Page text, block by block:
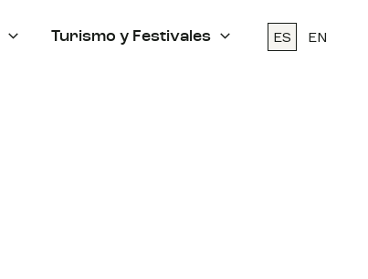
Turismo y Festivales ES EN